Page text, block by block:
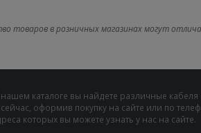
товаров в розничных магазинах могут
каталоге вы найдете различные
оформив покупку на сайте или по
которых вы можете узнать у нас на сайте.